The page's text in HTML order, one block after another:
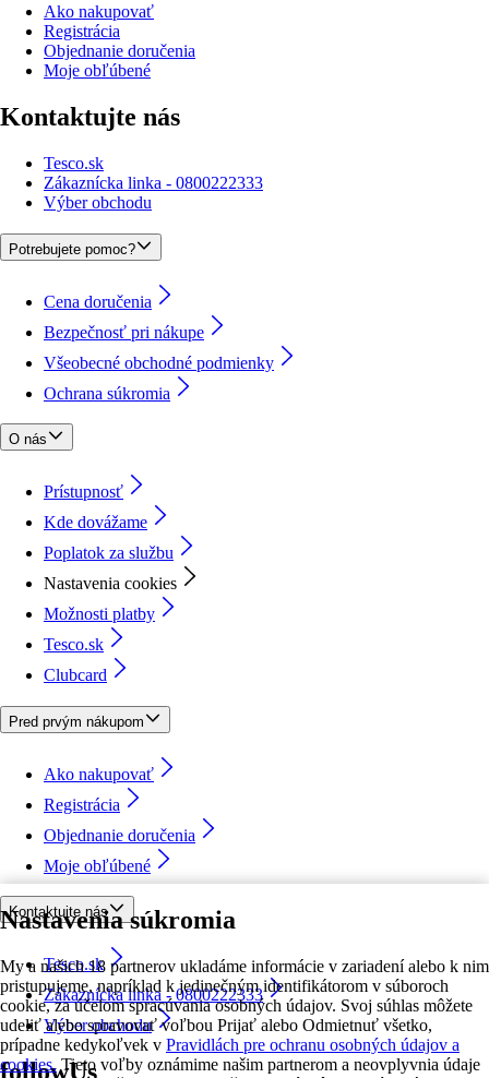
Nastavenia súkromia
My a našich 18 partnerov ukladáme informácie v zariadení alebo k nim
pristupujeme, napríklad k jedinečným identifikátorom v súboroch
cookie, za účelom spracúvania osobných údajov. Svoj súhlas môžete
udeliť alebo spravovať voľbou Prijať alebo Odmietnuť všetko,
prípadne kedykoľvek v Pravidlách pre ochranu osobných údajov a
cookies. Tieto voľby oznámime našim partnerom a neovplyvnia údaje
Ako nakupovať
Registrácia
Objednanie doručenia
Moje obľúbené
Kontaktujte nás
Tesco.sk
Zákaznícka linka - 0800222333
Výber obchodu
Potrebujete pomoc?
Cena doručenia
Bezpečnosť pri nákupe
Všeobecné obchodné podmienky
Ochrana súkromia
O nás
Prístupnosť
Kde dovážame
Poplatok za službu
Nastavenia cookies
Možnosti platby
Tesco.sk
Clubcard
Pred prvým nákupom
Ako nakupovať
Registrácia
Objednanie doručenia
Moje obľúbené
Kontaktujte nás
Tesco.sk
Zákaznícka linka - 0800222333
Výber obchodu
followUs